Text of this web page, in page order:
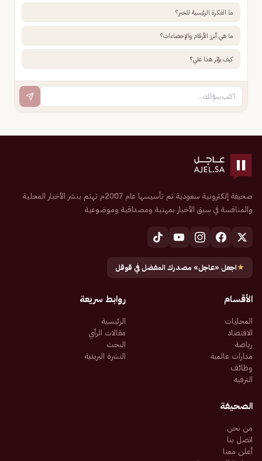
ما الفكرة الرئيسية للخبر؟
ما هي أبرز الأرقام والإحصاءات؟
كيف يؤثر هذا علي؟
صحيفة إلكترونية سعودية تم تأسيسها عام 2007م تهتم بنشر الأخبار المحلية
والمنافسة في سبق الأخبار بمهنية ومصداقية وموضوعية
★اجعل «عاجل» مصدرك المفضل في قوقل
الأقسام
المحليات
الاقتصاد
رياضة
مدارات عالمية
وظائف
الترفيه
روابط سريعة
الرئيسية
مقالات الرأي
البحث
النشرة البريدية
الصحيفة
من نحن
اتصل بنا
أعلن معنا